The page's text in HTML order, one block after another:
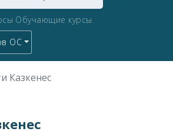
Обучающие курсы
ОС
Казкенес